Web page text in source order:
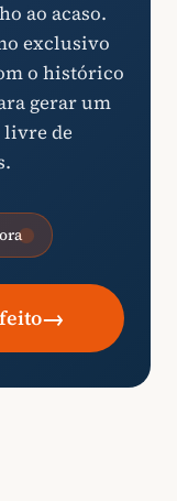
ao acaso.
exclusivo
o histórico
gerar um
livre de
→